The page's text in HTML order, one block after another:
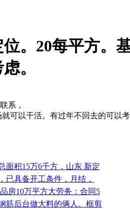
。20每平方。基
。
系，
可以干活。有过年不回去的可以考
面积15万6千方，山东 新定
已具备开工条件，月结，
房10万平方大劳务：合同5
筋后台做大料的俩人。框剪